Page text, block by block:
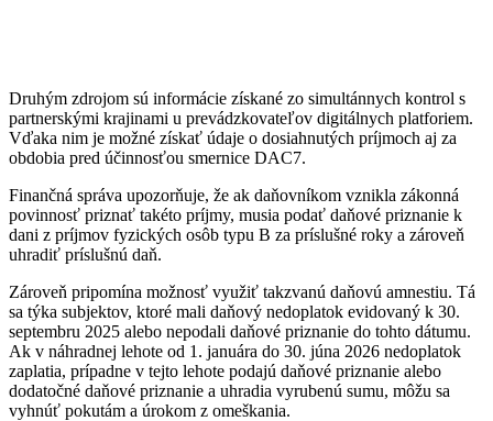
Druhým zdrojom sú informácie získané zo simultánnych kontrol s
partnerskými krajinami u prevádzkovateľov digitálnych platforiem.
Vďaka nim je možné získať údaje o dosiahnutých príjmoch aj za
obdobia pred účinnosťou smernice DAC7.
Finančná správa upozorňuje, že ak daňovníkom vznikla zákonná
povinnosť priznať takéto príjmy, musia podať daňové priznanie k
dani z príjmov fyzických osôb typu B za príslušné roky a zároveň
uhradiť príslušnú daň.
Zároveň pripomína možnosť využiť takzvanú daňovú amnestiu. Tá
sa týka subjektov, ktoré mali daňový nedoplatok evidovaný k 30.
septembru 2025 alebo nepodali daňové priznanie do tohto dátumu.
Ak v náhradnej lehote od 1. januára do 30. júna 2026 nedoplatok
zaplatia, prípadne v tejto lehote podajú daňové priznanie alebo
dodatočné daňové priznanie a uhradia vyrubenú sumu, môžu sa
vyhnúť pokutám a úrokom z omeškania.